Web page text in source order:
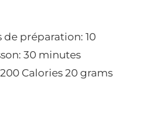
de préparation: 10
30 minutes
200 Calories 20 grams